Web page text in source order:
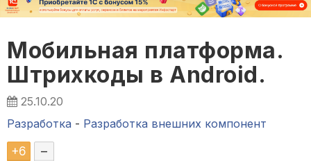
Мобильная платформа.
Штрихкоды в Android.
25.10.20
Разработка - Разработка внешних компонент
+6 –